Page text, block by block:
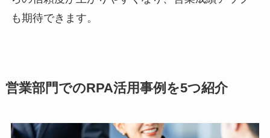
も期待できます。
営業部門でのRPA活用事例を5つ紹介